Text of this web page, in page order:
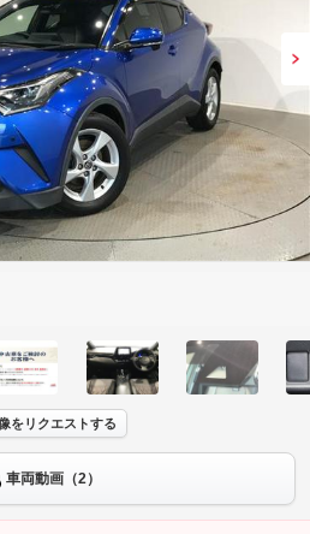
をリクエストする
車両動画（2）